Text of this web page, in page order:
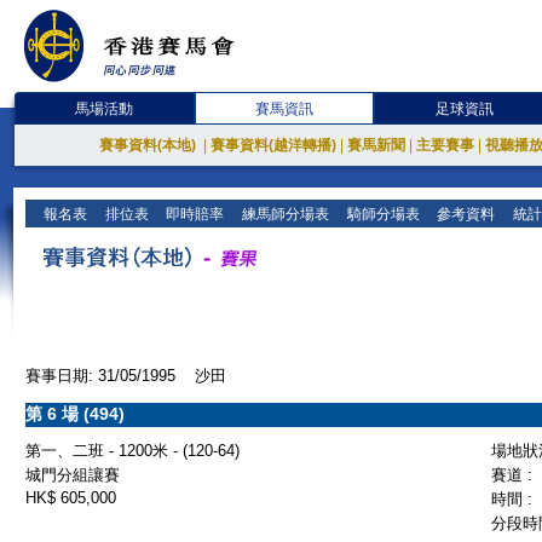
馬場活動 賽馬資訊 足球資訊
賽事資料(本地) 賽事資料(越洋轉播) 賽馬新聞 主要賽事 視聽播
報名表 排位表 即時賠率 練馬師分場表 騎師分場表 參考資料 統
賽事日期: 31/05/1995 沙田
第 6 場 (494)
第一、二班 - 1200米 - (120-64)
場地
城門分組讓賽
賽道 :
HK$ 605,000
時間 :
分段